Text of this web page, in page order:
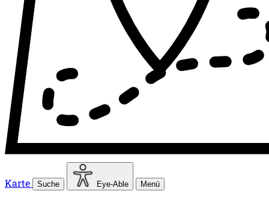
Karte Suche Eye-Able Menü